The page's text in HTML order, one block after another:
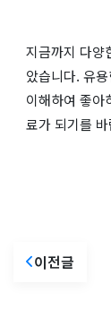
지금까지 다양
았습니다. 유
이해하여 좋아
료가 되기를
이전글